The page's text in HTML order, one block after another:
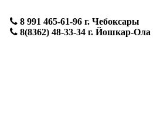
8 991 465-61-96 г. Чебоксары
8(8362) 48-33-34 г. Йошкар-Ола